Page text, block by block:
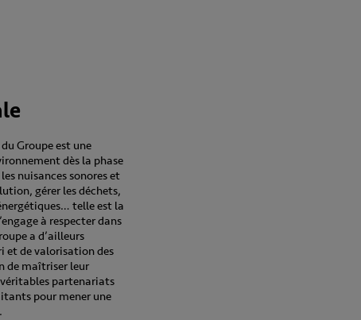
Groupe est une
dès la phase
nuisances sonores et
gérer les déchets,
telle est la
à respecter dans
a d’ailleurs
et de valorisation des
de maîtriser leur
partenariats
pour mener une